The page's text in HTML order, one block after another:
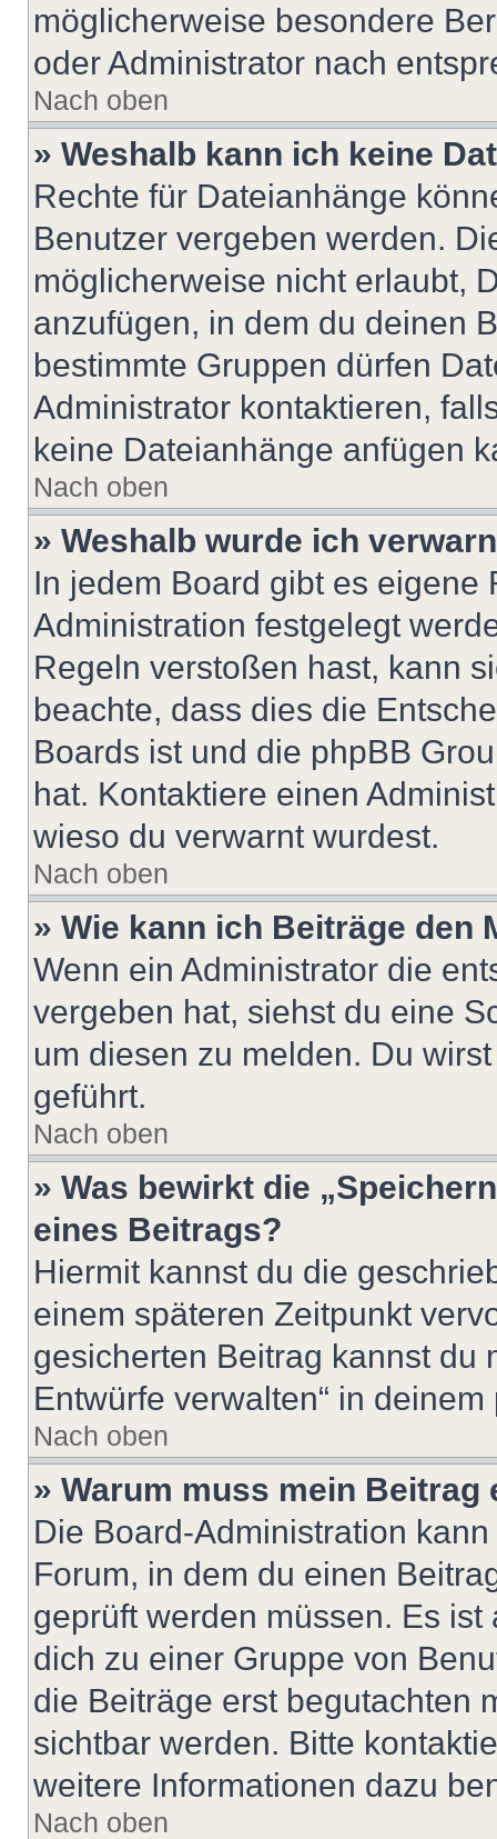
möglicherweise besondere
oder Administrator nach
Nach oben
» Weshalb kann ich keine
Rechte für Dateianhänge
Benutzer vergeben werden.
möglicherweise nicht erlaubt,
anzufügen, in dem du deinen
bestimmte Gruppen dürfen
Administrator kontaktieren,
keine Dateianhänge anfügen
Nach oben
» Weshalb wurde ich
In jedem Board gibt es
Administration festgelegt
Regeln verstoßen hast, kann
beachte, dass dies die
Boards ist und die phpBB
hat. Kontaktiere einen
wieso du verwarnt wurdest.
Nach oben
» Wie kann ich Beiträge den
Wenn ein Administrator die
vergeben hat, siehst du eine
um diesen zu melden. Du
geführt.
Nach oben
» Was bewirkt die
eines Beitrags?
Hiermit kannst du die
einem späteren Zeitpunkt
gesicherten Beitrag kannst du
Entwürfe verwalten“ in
Nach oben
» Warum muss mein
Die Board-Administration
Forum, in dem du einen
geprüft werden müssen. Es
dich zu einer Gruppe von
die Beiträge erst begutachten
sichtbar werden. Bitte
weitere Informationen dazu
Nach oben